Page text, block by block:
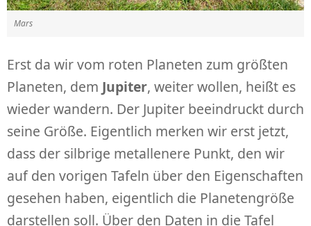
Mars
Erst da wir vom roten Planeten zum größten
Planeten, dem Jupiter, weiter wollen, heißt es
wieder wandern. Der Jupiter beeindruckt durch
seine Größe. Eigentlich merken wir erst jetzt,
dass der silbrige metallenere Punkt, den wir
auf den vorigen Tafeln über den Eigenschaften
gesehen haben, eigentlich die Planetengröße
darstellen soll. Über den Daten in die Tafel